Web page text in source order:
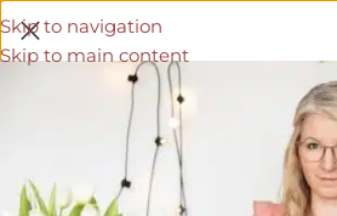
Skip to navigation
Skip to main content